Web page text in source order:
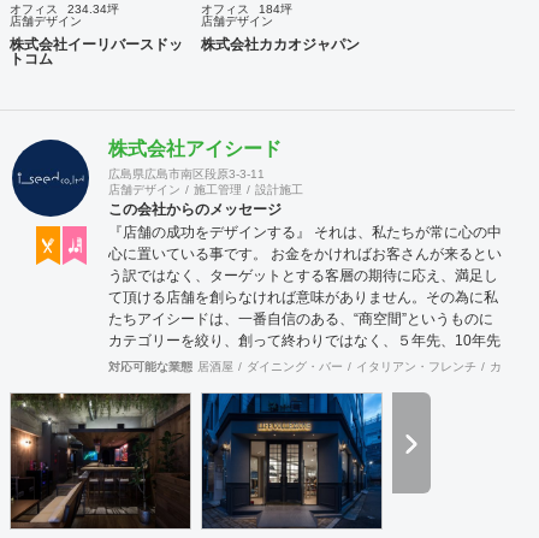
オフィス
234.34坪
店舗デザイン
株式会社イーリバースドッ
トコム
オフィス
184坪
店舗デザイン
株式会社カカオジャパン
株式会社アイシード
広島県広島市南区段原3-3-11
店舗デザイン
施工管理 設計施工
この会社からのメッセージ
『店舗の成功をデザインする』 それは、私たちが常に心の中
心に置いている事です。 お金をかければお客さんが来るとい
う訳ではなく、ターゲットとする客層の期待に応え、満足し
て頂ける店舗を創らなければ意味がありません。その為に私
たちアイシードは、一番自信のある、“商空間”というものに
カテゴリーを絞り、創って終わりではなく、５年先、10年先
を見据えながら、お客様のサクセスパートナーとして、成功
対応可能な業態 居酒屋 ダイニング・バー イタリアン・フレンチ カフェ